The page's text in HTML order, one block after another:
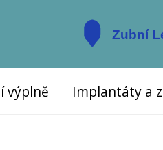
výplně Implantáty a